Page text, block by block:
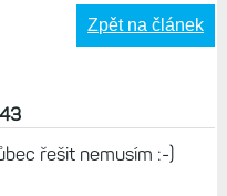
Zpět na článek
řešit nemusím :-)